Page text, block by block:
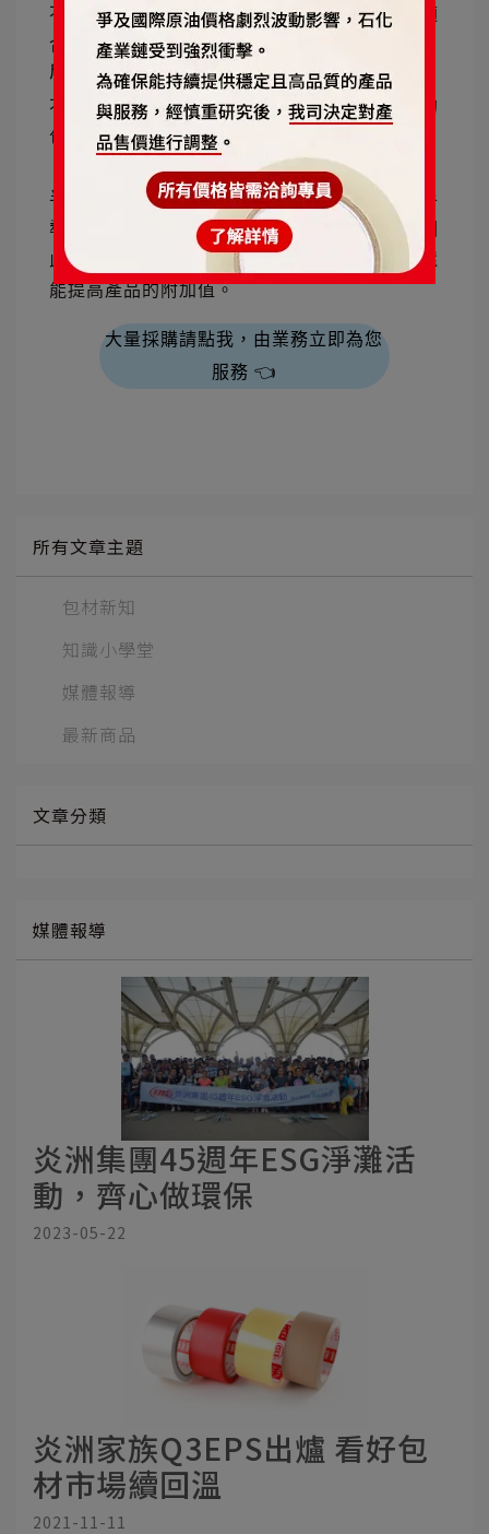
不同的運輸方式對包材的要求不同，需要選擇適
合的包材。
成本
不同的包材價格不同，需要根據預算選擇適合的
包材。
半導體包材是半導體產業的重要組成部分，對半
導體產品的品質和安全起著至關重要的作用。因
此選擇適合的半導體包材，不僅能保護產品，還
能提高產品的附加值。
大量採購請點我，由業務立即為您
服務 👈
所有文章主題
包材新知
知識小學堂
媒體報導
最新商品
文章分類
媒體報導
炎洲集團45週年ESG淨灘活
動，齊心做環保
2023-05-22
炎洲家族Q3EPS出爐 看好包
材市場續回溫
2021-11-11